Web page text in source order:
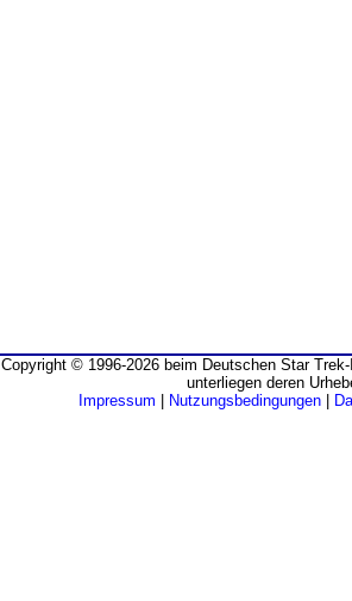
Copyright © 1996-2026 beim Deutschen Star
unterliegen deren
Impressum
Nutzungsbedingungen